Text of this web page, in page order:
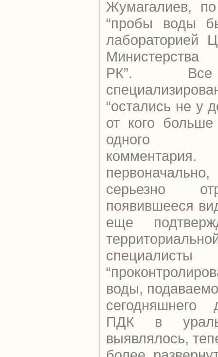
Жумагалиев,
“пробы воды
лабораторией
Министерства
РК”. Все
“остались не у
от кого
одного
серьезно
появившееся
еще
воды,
ПДК в
выявлялось,